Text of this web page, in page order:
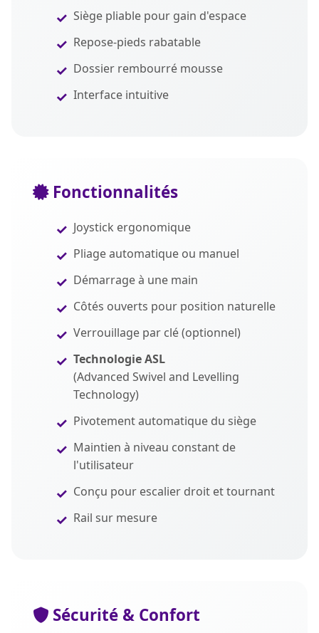
Siège pliable pour gain d'espace
Repose-pieds rabatable
Dossier rembourré mousse
Interface intuitive
Fonctionnalités
Joystick ergonomique
Pliage automatique ou manuel
Démarrage à une main
Côtés ouverts pour position naturelle
Verrouillage par clé (optionnel)
Technologie ASL
(Advanced Swivel and Levelling
Technology)
Pivotement automatique du siège
Maintien à niveau constant de
l'utilisateur
Conçu pour escalier droit et tournant
Rail sur mesure
Sécurité & Confort